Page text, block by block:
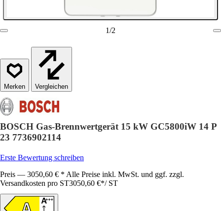
1/2
Vergleichen
BOSCH Gas-Brennwertgerät 15 kW GC5800iW 14 P
23 7736902114
Erste Bewertung schreiben
Preis — 3050,60 € * Alle Preise inkl. MwSt. und ggf. zzgl.
Versandkosten pro ST3050,60 €*/ ST